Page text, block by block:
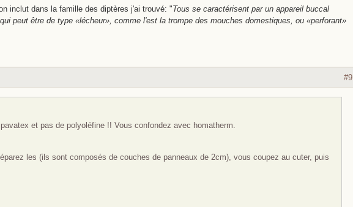
inclut dans la famille des diptères j'ai trouvé: "Tous se caractérisent par un appareil buccal
peut être de type «lécheur», comme l'est la trompe des mouches domestiques, ou «perforant»
#9
et pas de polyoléfine !! Vous confondez avec homatherm.
les (ils sont composés de couches de panneaux de 2cm), vous coupez au cuter, puis